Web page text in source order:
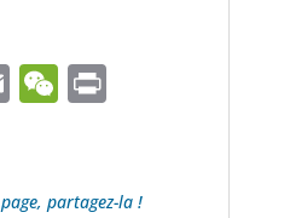
E
l
W
h
partagez-la !